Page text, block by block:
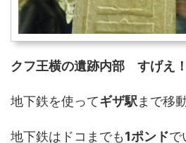
クフ王横の遺跡内部 すげえ
地下鉄を使ってギザ駅 まで移動
地下鉄はドコまでも1ポンドで